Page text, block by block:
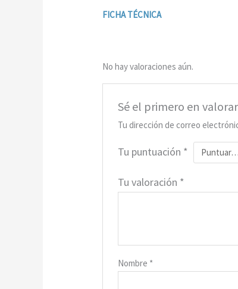
FICHA TÉCNICA
No hay valoraciones aún.
Sé el primero en valorar
Tu dirección de correo
Tu puntuación *
Tu valoración *
Nombre *